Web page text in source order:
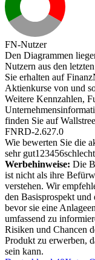
FN-Nutzer
Den Diagrammen
Nutzern aus den
Sie erhalten auf
Aktienkurse von und
Weitere Kennzahlen,
finden Sie auf
FNRD-2.627.0
Wie bewerten Sie die
sehr gut1 23456schlecht
Werbehinweise: Die
ist nicht als ihre
verstehen. Wir
den Basisprospekt
bevor sie eine
umfassend zu
Risiken und Chancen
Produkt zu erwerben,
sein kann.